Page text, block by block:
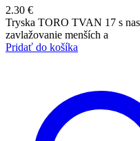
2.30 €
Tryska TORO TVAN 17 s
zavlažovanie menších a
Pridať do košíka